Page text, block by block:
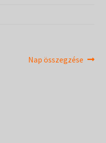
menu
Next
Nap összegzése